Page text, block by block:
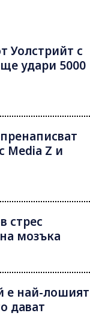
Уолстрийт с
удари 5000
Media Z и
стрес
мозъка
е най-лошият
дават